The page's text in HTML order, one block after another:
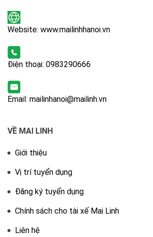
Website: www.mailinhhanoi.vn
Điện thoại: 0983290666
Email: mailinhanoi@mailinh.vn
VỀ MAI LINH
Giới thiệu
Vị trí tuyển dụng
Đăng ký tuyển dụng
Chính sách cho tài xế Mai Linh
Liên hệ